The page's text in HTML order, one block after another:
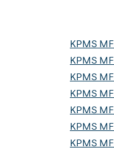
KPMS
KPMS
KPMS
KPMS
KPMS
KPMS
KPMS